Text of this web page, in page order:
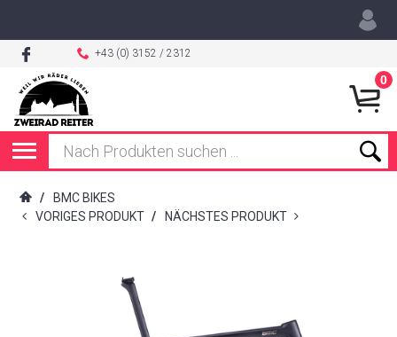
+43 (0) 3152 / 2312
0
/
BMC BIKES
VORIGES PRODUKT / NÄCHSTES PRODUKT